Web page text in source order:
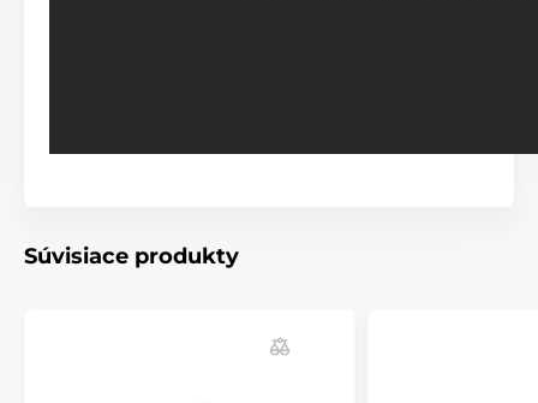
môže vydať akýmkoľvek smerom, ale ani prudký
Súvisiace produkty